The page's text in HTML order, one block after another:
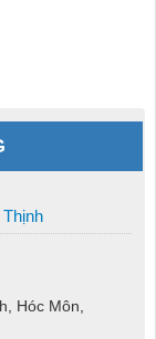
Hóc Môn,